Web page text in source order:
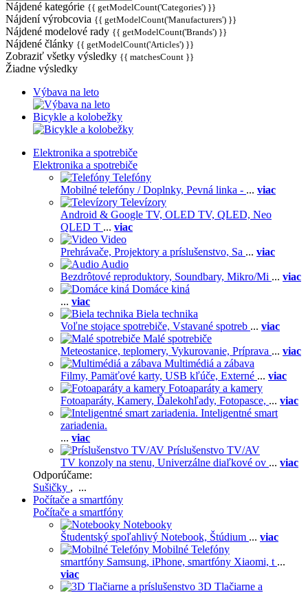
Nájdené kategórie {{ getModelCount('Categories') }}
Nájdení výrobcovia {{ getModelCount('Manufacturers') }}
Nájdené modelové rady {{ getModelCount('Brands') }}
Nájdené články {{ getModelCount('Articles') }}
Zobraziť všetky výsledky {{ matchesCount }}
Žiadne výsledky
Výbava na leto
Bicykle a kolobežky
Elektronika a spotrebiče
Elektronika a spotrebiče
Telefóny
Mobilné telefóny / Doplnky, Pevná linka - ... viac
Televízory
Android & Google TV, OLED TV, QLED, Neo
QLED T ... viac
Video
Prehrávače, Projektory a príslušenstvo, Sa ... viac
Audio
Bezdrôtové reproduktory, Soundbary, Mikro/Mi ... viac
Domáce kiná
... viac
Biela technika
Voľne stojace spotrebiče, Vstavané spotreb ... viac
Malé spotrebiče
Meteostanice, teplomery, Vykurovanie, Príprava ... viac
Multimédiá a zábava
Filmy, Pamäťové karty, USB kľúče, Externé ... viac
Fotoaparáty a kamery
Fotoaparáty, Kamery, Ďalekohľady, Fotopasce, ... viac
Inteligentné smart
zariadenia.
... viac
Príslušenstvo TV/AV
TV konzoly na stenu, Univerzálne diaľkové ov ... viac
Odporúčame:
Sušičky , ...
Počítače a smartfóny
Počítače a smartfóny
Notebooky
Študentský spoľahlivý Notebook, Štúdium ... viac
Mobilné Telefóny
smartfóny Samsung, iPhone, smartfóny Xiaomi, t ...
viac
3D Tlačiarne a